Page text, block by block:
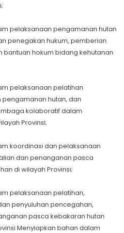
pelaksanaan pengamanan hutan
penegakan hukum, pemberian
bantuan hokum bidang kehutanan
pelaksanaan pelatihan
hutan, dan
kolaboratif dalam
Provinsi;
koordinasi dan pelaksanaan
dan penanganan pasca
di wilayah Provinsi;
pelaksanaan pelatihan,
penyuluhan pencegahan,
pasca kebakaran hutan
Menyiapkan bahan dalam